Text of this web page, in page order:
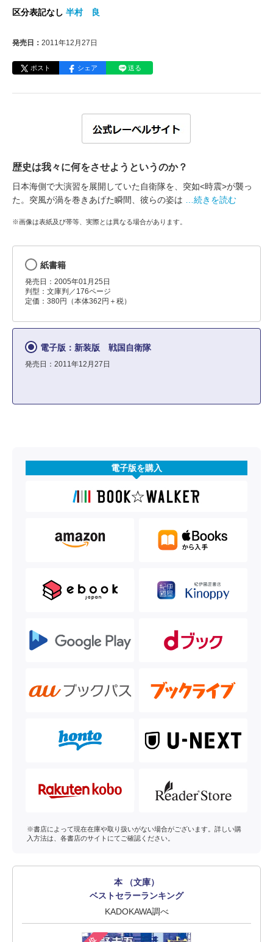
区分表記なし 半村 良
発売日： 2011年12月27日
ポスト シェア 送る
歴史は我々に何をさせようというのか？
日本海側で大演習を展開していた自衛隊を、突如<時震>が襲っ
た。突風が渦を巻きあげた瞬間、彼らの姿は
…続きを読む
※画像は表紙及び帯等、実際とは異なる場合があります。
紙書籍
発売日：2005年01月25日
判型：文庫判／176ページ
定価：380円（本体362円＋税）
電子版：新装版 戦国自衛隊
発売日：2011年12月27日
電子版を購入
※書店によって現在在庫や取り扱いがない場合がございます。詳しい購
入方法は、各書店のサイトにてご確認ください。
本 （文庫）
ベストセラーランキング
KADOKAWA調べ